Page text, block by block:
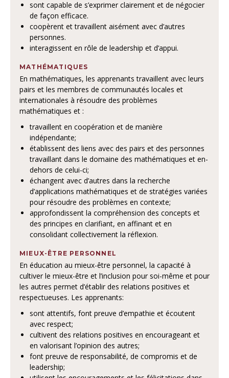
sont capable de s’exprimer clairement et de négocier
de façon efficace.
coopèrent et travaillent aisément avec d’autres
personnes.
interagissent en rôle de leadership et d’appui.
MATHÉMATIQUES
En mathématiques, les apprenants travaillent avec leurs
pairs et les membres de communautés locales et
internationales à résoudre des problèmes
mathématiques et :
travaillent en coopération et de manière
indépendante;
établissent des liens avec des pairs et des personnes
travaillant dans le domaine des mathématiques et en-
dehors de celui-ci;
échangent avec d’autres dans la recherche
d’applications mathématiques et de stratégies variées
pour résoudre des problèmes en contexte;
approfondissent la compréhension des concepts et
des principes en clarifiant, en affinant et en
consolidant collectivement la réflexion.
MIEUX-ÊTRE PERSONNEL
En éducation au mieux-être personnel, la capacité à
cultiver le mieux-être et l’inclusion pour soi-même et pour
les autres permet d’établir des relations positives et
respectueuses. Les apprenants:
sont attentifs, font preuve d’empathie et écoutent
avec respect;
cultivent des relations positives en encourageant et
en valorisant l’opinion des autres;
font preuve de responsabilité, de compromis et de
leadership;